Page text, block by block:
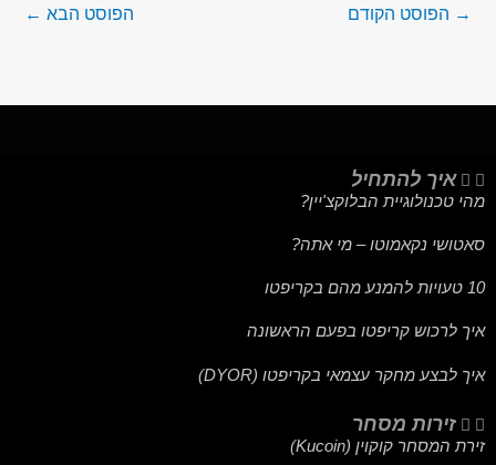
→ הפוסט הקודם הפוסט הבא ←
איך להתחיל
מהי טכנולוגיית הבלוקצ'יין?
סאטושי נקאמוטו – מי אתה?
10 טעויות להמנע מהם בקריפטו
איך לרכוש קריפטו בפעם הראשונה
איך לבצע מחקר עצמאי בקריפטו (DYOR)
זירות מסחר
זירת המסחר קוקוין (Kucoin)